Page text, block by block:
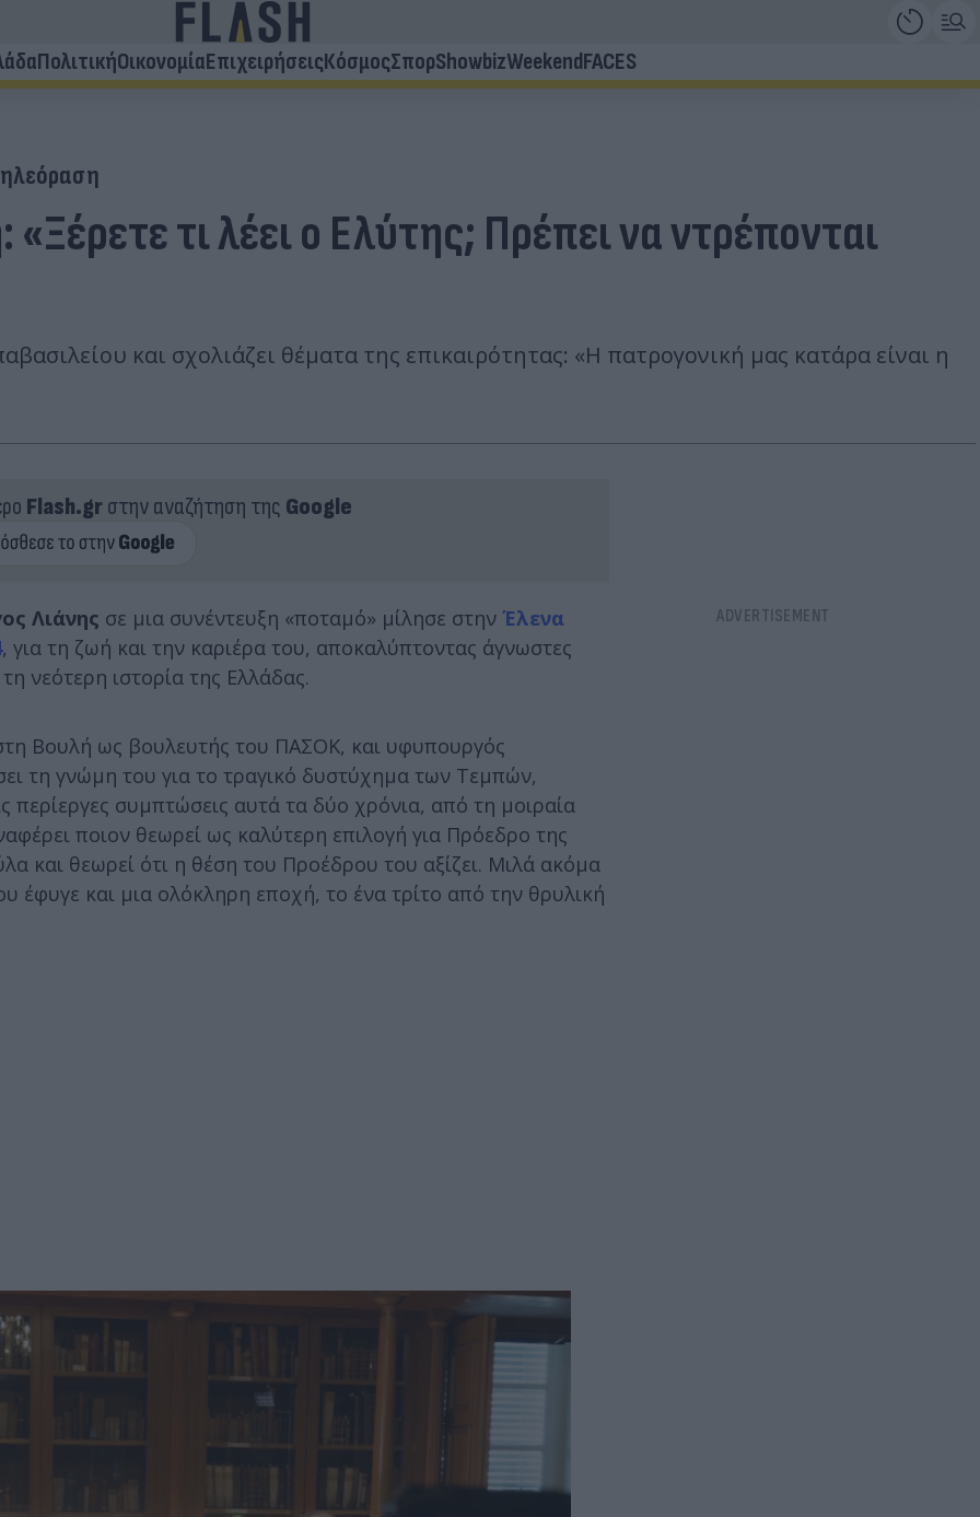
ΠολιτικήΟικονομίαΕπιχειρήσειςΚόσμοςΣπορShowbizWeekendFACES
τι λέει ο Ελύτης; Πρέπει να ντρέπονται
και σχολιάζει θέματα της επικαιρότητας: «Η πατρογονική μας κατάρα είναι η
Flash.grστην αναζήτηση της Google
Λιάνης σε μια συνέντευξη «ποταμό» μίλησε στην Έλενα
, για τη ζωή και την καριέρα του, αποκαλύπτοντας άγνωστες
νεότερη ιστορία της Ελλάδας.
Βουλή ως βουλευτής του ΠΑΣΟΚ, και υφυπουργός
τη γνώμη του για το τραγικό δυστύχημα των Τεμπών,
περίεργες συμπτώσεις αυτά τα δύο χρόνια, από τη μοιραία
ποιον θεωρεί ως καλύτερη επιλογή για Πρόεδρο της
και θεωρεί ότι η θέση του Προέδρου του αξίζει. Μιλά ακόμα
έφυγε και μια ολόκληρη εποχή, το ένα τρίτο από την θρυλική